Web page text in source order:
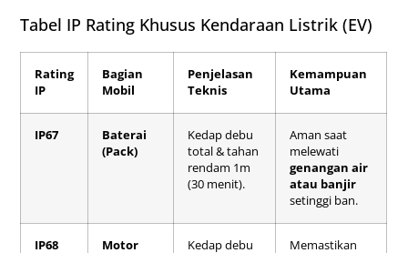
Tabel IP Rating Khusus Kendaraan Listrik (EV)
Rating
IP
Bagian
Mobil
Penjelasan
Teknis
Kemampuan
Utama
IP67
Baterai
(Pack)
Kedap debu
total & tahan
rendam 1m
(30 menit).
Aman saat
melewati
genangan air
atau banjir
setinggi ban.
IP68
Motor
Kedap debu
Memastikan